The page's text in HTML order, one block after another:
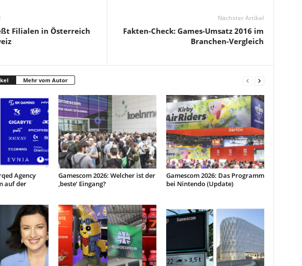
Filialen in Österreich
Nächster Artikel
Fakten-Check: Games-Umsatz 2016 im
Branchen-Vergleich
Mehr vom Autor
Agency
auf der
Gamescom 2026: Welcher ist der
‚beste‘ Eingang?
Gamescom 2026: Das Programm
bei Nintendo (Update)